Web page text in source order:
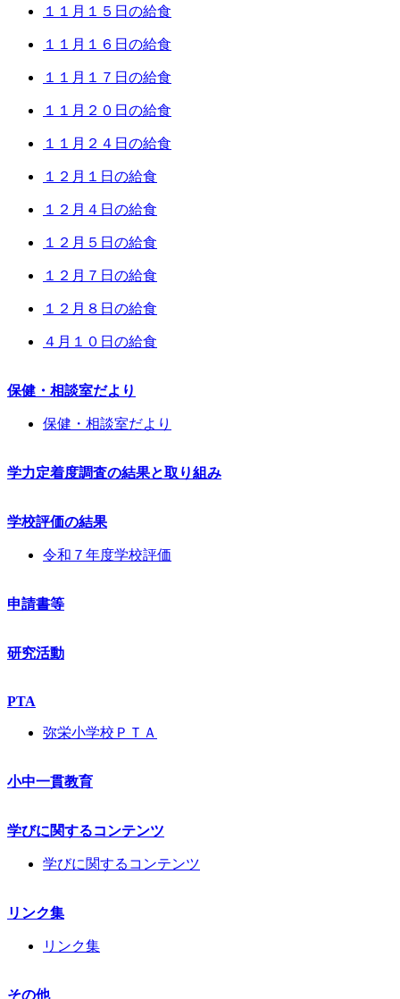
１１月１５日の給食
１１月１６日の給食
１１月１７日の給食
１１月２０日の給食
１１月２４日の給食
１２月１日の給食
１２月４日の給食
１２月５日の給食
１２月７日の給食
１２月８日の給食
４月１０日の給食
保健・相談室だより
保健・相談室だより
学力定着度調査の結果と取り組み
学校評価の結果
令和７年度学校評価
申請書等
研究活動
PTA
弥栄小学校ＰＴＡ
小中一貫教育
学びに関するコンテンツ
学びに関するコンテンツ
リンク集
リンク集
その他